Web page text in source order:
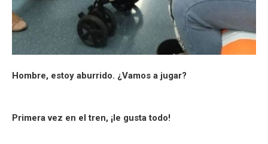
Hombre, estoy aburrido. ¿Vamos a jugar?
Primera vez en el tren, ¡le gusta todo!